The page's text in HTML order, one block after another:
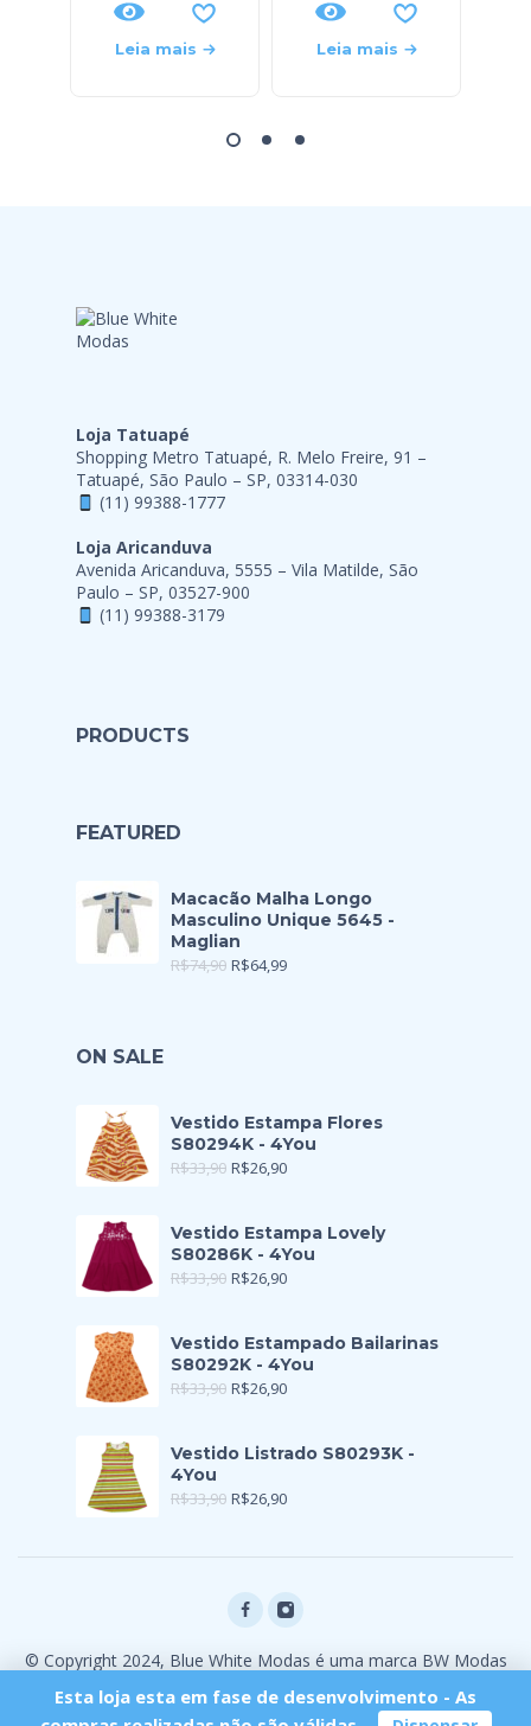
Leia mais Leia mais
Loja Tatuapé
Shopping Metro Tatuapé, R. Melo Freire, 91 –
Tatuapé, São Paulo – SP, 03314-030
(11) 99388-1777
Loja Aricanduva
Avenida Aricanduva, 5555 – Vila Matilde, São
Paulo – SP, 03527-900
(11) 99388-3179
PRODUCTS
FEATURED
Macacão Malha Longo
Masculino Unique 5645 -
Maglian
R$74,90 R$64,99
ON SALE
Vestido Estampa Flores
S80294K - 4You
R$33,90 R$26,90
Vestido Estampa Lovely
S80286K - 4You
R$33,90 R$26,90
Vestido Estampado Bailarinas
S80292K - 4You
R$33,90 R$26,90
Vestido Listrado S80293K -
4You
R$33,90 R$26,90
© Copyright 2024, Blue White Modas é uma marca BW Modas
Esta loja esta em fase de desenvolvimento - As